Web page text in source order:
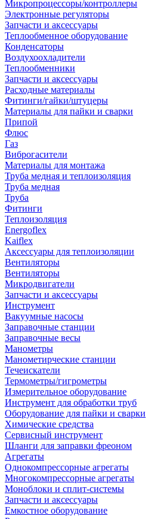
Микропроцессоры/контроллеры
Электронные регуляторы
Запчасти и аксессуары
Теплообменное оборудование
Конденсаторы
Воздухоохладители
Теплообменники
Запчасти и аксессуары
Расходные материалы
Фитинги/гайки/штуцеры
Материалы для пайки и сварки
Припой
Флюс
Газ
Виброгасители
Материалы для монтажа
Труба медная и теплоизоляция
Труба медная
Труба
Фитинги
Теплоизоляция
Energoflex
Kaiflex
Аксессуары для теплоизоляции
Вентиляторы
Вентиляторы
Микродвигатели
Запчасти и аксессуары
Инструмент
Вакуумные насосы
Заправочные станции
Заправочные весы
Манометры
Манометирческие станции
Течеискатели
Термометры/гигрометры
Измерительное оборудование
Инструмент для обработки труб
Оборудование для пайки и сварки
Химические средства
Сервисный инструмент
Шланги для заправки фреоном
Агрегаты
Однокомпрессорные агрегаты
Многокомпрессорные агрегаты
Моноблоки и сплит-системы
Запчасти и аксессуары
Емкостное оборудование